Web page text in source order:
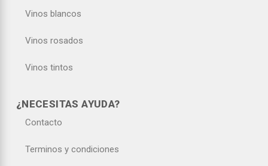
Vinos blancos
Vinos rosados
Vinos tintos
¿NECESITAS AYUDA?
Contacto
Terminos y condiciones